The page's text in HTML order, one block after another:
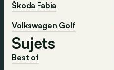
Škoda Fabia
Volkswagen Golf
Sujets
Best of